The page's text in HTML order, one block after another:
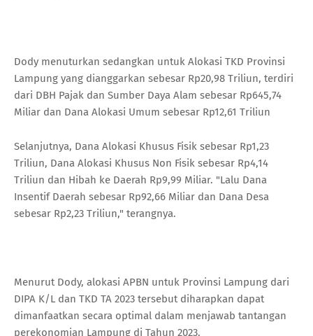
Dody menuturkan sedangkan untuk Alokasi TKD Provinsi
Lampung yang dianggarkan sebesar Rp20,98 Triliun, terdiri
dari DBH Pajak dan Sumber Daya Alam sebesar Rp645,74
Miliar dan Dana Alokasi Umum sebesar Rp12,61 Triliun
Selanjutnya, Dana Alokasi Khusus Fisik sebesar Rp1,23
Triliun, Dana Alokasi Khusus Non Fisik sebesar Rp4,14
Triliun dan Hibah ke Daerah Rp9,99 Miliar. "Lalu Dana
Insentif Daerah sebesar Rp92,66 Miliar dan Dana Desa
sebesar Rp2,23 Triliun," terangnya.
Menurut Dody, alokasi APBN untuk Provinsi Lampung dari
DIPA K/L dan TKD TA 2023 tersebut diharapkan dapat
dimanfaatkan secara optimal dalam menjawab tantangan
perekonomian Lampung di Tahun 2023.